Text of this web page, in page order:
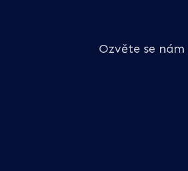
Ozvěte se